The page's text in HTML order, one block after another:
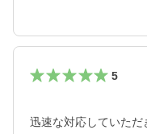
5
迅速な対応していただ